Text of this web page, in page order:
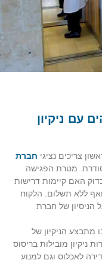
ניקיון
נציגיחברת
מטרת הפגישה
האם קיימות דרישות
ללא תשלום. הלקוח
של חברת
הניקיון של
מובילות בריסוס
לאכלוס וגם למנוע